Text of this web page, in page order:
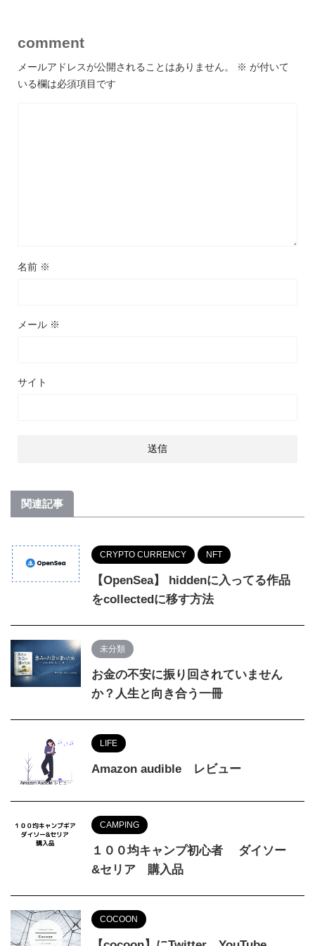
comment
メールアドレスが公開されることはありません。 ※ が付いて
いる欄は必須項目です
名前 ※
メール ※
サイト
関連記事
CRYPTO CURRENCY NFT
【OpenSea】 hiddenに入ってる作品
をcollectedに移す方法
未分類
お金の不安に振り回されていません
か？人生と向き合う一冊
LIFE
Amazon audible レビュー
CAMPING
１００均キャンプ初心者 ダイソー
&セリア 購入品
COCOON